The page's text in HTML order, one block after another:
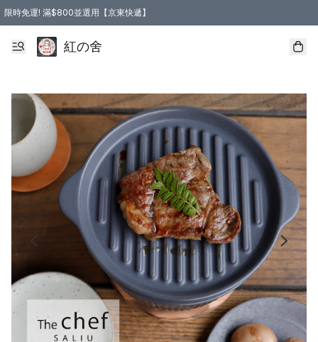
限時免運! 滿$800並選用【京東快遞】
紅の舍